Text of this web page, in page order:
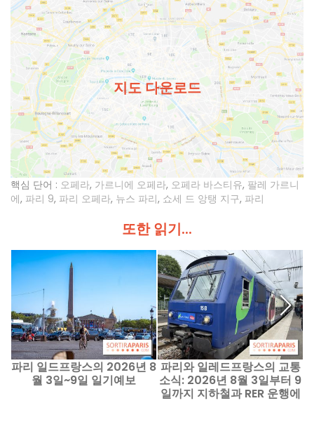
지도 다운로드
핵심 단어 : 오페라, 가르니에 오페라, 오페라 바스티유, 팔레 가르니
에, 파리 9, 파리 오페라, 뉴스 파리, 쇼세 드 앙탱 지구, 파리
또한 읽기...
파리 일드프랑스의 2026년 8
월 3일~9일 일기예보
파리와 일레드프랑스의 교통
소식: 2026년 8월 3일부터 9
일까지 지하철과 RER 운행에